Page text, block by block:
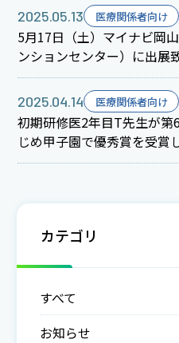
2025.05.13 医療関係者向け
5月17日（土）マイナビ岡
ンションセンター）に出展
2025.04.14 医療関係者向け
初期研修医2年目T先生が
じめ甲子園で優秀賞を受賞
カテゴリ
すべて
お知らせ